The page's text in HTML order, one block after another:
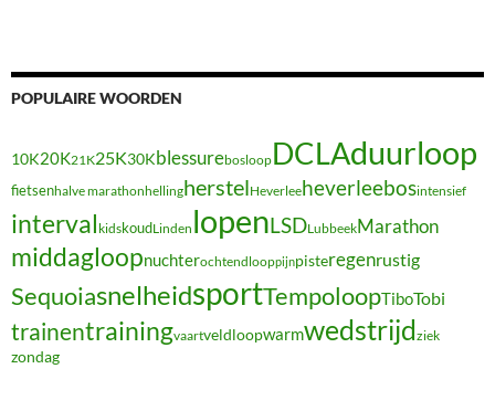
POPULAIRE WOORDEN
10K20K21K25K30KblessurebosloopDCLAduurloop
fietsenhalve marathon hellingherstelHeverleeheverleebosintensief
interval kidskoudLinden lopenLSDLubbeekMarathon
middagloopnuchterochtendlooppijnpisteregenrustig
SequoiasnelheidsportTempoloopTiboTobi
trainentrainingvaartveldloopwarmwedstrijdziek
zondag